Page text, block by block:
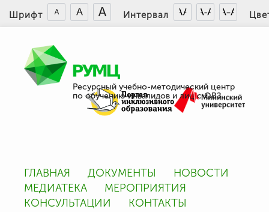
Шрифт Интервал
Ресурсный учебно-методический центр
по обучению инвалидов и лиц с ОВЗ
ГЛАВНАЯ ДОКУМЕНТЫ
НОВОСТИ
МЕДИАТЕКА
МЕРОПРИЯТИЯ
КОНСУЛЬТАЦИИ
КОНТАКТЫ